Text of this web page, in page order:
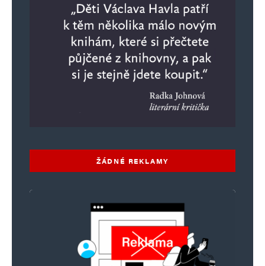
ŽÁDNÉ REKLAMY